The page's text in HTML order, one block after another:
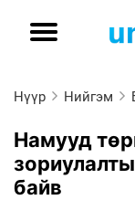
Нүүр Нийгэм
Намууд
байв